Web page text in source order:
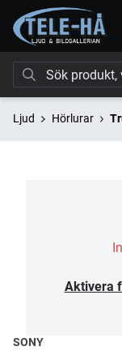
Ljud Hörlurar
Aktivera
SONY